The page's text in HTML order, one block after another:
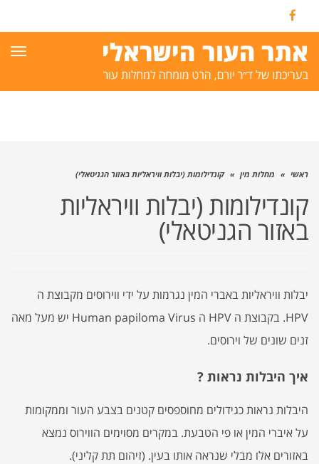
Facebook
ראשי » מחלות מין » קונדילומות (יבלות וויראליות באזור הגניטאלי)
קונדילומות (יבלות וויראליות
באזור הגניטאלי)
יבלות וויראליות באברי המין נגרמות על ידי ווירוסים מקבוצת ה
HPV. בקבוצת ה HPV ה Human papiloma Virus יש מעל מאה
זנים שונים של וירוסים.
איך היבלות נראות ?
היבלות נראות כגידולים מחוספסים קטנים בצבע העור וממקומות
על איברי המין או פי הטבעת. במקרים מסוימים הווירוס נמצא
באזורים אלו מבלי שנראה אותו בעין. (זיהום תת קליני).